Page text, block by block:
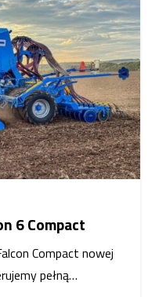
6 Compact
Compact nowej
pełną…